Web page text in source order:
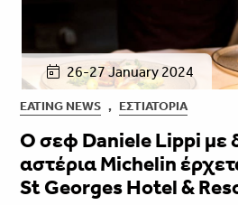
26-27 January 2024
EATING NEWS , ΕΣΤΙΑΤΌΡΙΑ
Ο σεφ Daniele Lippi με
αστέρια Michelin
St Georges Hotel &